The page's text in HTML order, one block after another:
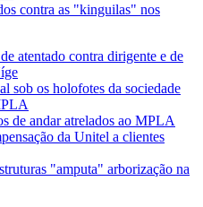
contra as "kinguilas" nos
atentado contra dirigente e de
sob os holofotes da sociedade
de andar atrelados ao MPLA
da Unitel a clientes
"amputa" arborização na